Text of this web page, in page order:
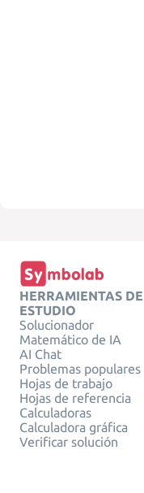
HERRAMIENTAS DE
ESTUDIO
Solucionador
Matemático de IA
AI Chat
Problemas populares
Hojas de trabajo
Hojas de referencia
Calculadoras
Calculadora gráfica
Verificar solución